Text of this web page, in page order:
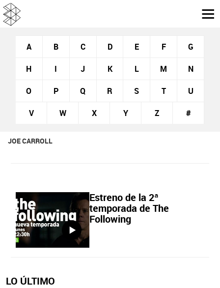
A B C D E F G
H I J K L M N
O P Q R S T U
V W X Y Z #
JOE CARROLL
Estreno de la 2ª
temporada de The
Following
LO ÚLTIMO